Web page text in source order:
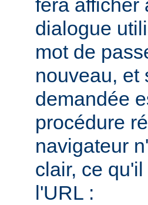
fera afficher
dialogue
mot de
nouveau, et
demandée
procédure
navigateur
clair, ce
l'URL :